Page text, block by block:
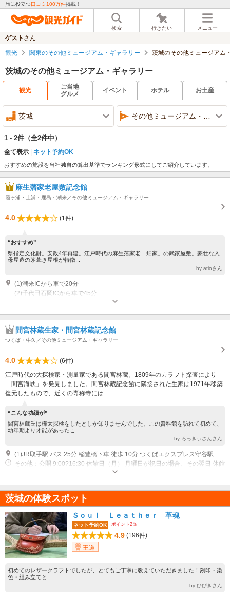
旅に役立つ口コミ100万件掲載！
検索 行きたい メニュー
ゲスト さん
観光 関東のその他ミュージアム・ギャラリー 茨城のその他ミュージアム
茨城のその他ミュージアム・ギャラリー
観光
ご当地
グルメ
イベント ホテル お土産
茨城 その他ミュージアム・ギャラリー
1 - 2件 （全2件中）
全て表示 ネット予約OK
おすすめの施設を当社独自の算出基準でランキング形式にしてご紹介しています。
麻生藩家老屋敷記念館
霞ヶ浦・土浦・鹿島・潮来／その他ミュージアム・ギャラリー
4.0 (1件)
“おすすめ”
県指定文化財。安政4年再建。江戸時代の麻生藩家老「畑家」の武家屋敷。豪壮な入
母屋造の茅葺き屋根が特徴...
by atioさん
(1)潮来ICから車で20分
(2)千代田石岡ICから車で45分
間宮林蔵生家・間宮林蔵記念館
つくば・牛久／その他ミュージアム・ギャラリー
4.0
(6件)
江戸時代の大探検家・測量家である間宮林蔵。1809年のカラフト探査により
「間宮海峡」を発見しました。間宮林蔵記念館に隣接された生家は1971年移築
復元したもので、近くの専称寺には...
“こんな功績が”
間宮林蔵氏は樺太探検をしたとしか知りませんでした。この資料館を訪れて初めて、
幼年期より才能があったこ...
by ろっきぃさんさん
その他：公開 9:00?16:30 休館日（月） 月曜日が祝日の場合、その翌日 休館
茨城の体験スポット
Ｓｏｕｌ Ｌｅａｔｈｅｒ 革魂
ネット予約OK ポイント2％
4.9 (196件)
王道
初めてのレザークラフトでしたが、とてもご丁寧に教えていただきました！刻印・染
色・組み立てと...
by ひびきさん